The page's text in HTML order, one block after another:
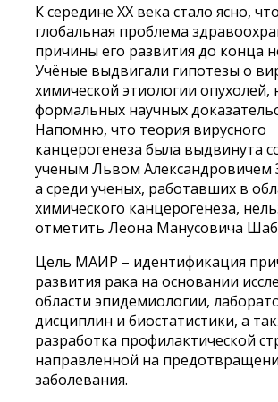
К середине XX века стало ясно,
глобальная проблема
причины его развития до конца
Учёные выдвигали гипотезы о
химической этиологии опухолей,
формальных научных
Напомню, что теория вирусного
канцерогенеза была выдвинута
ученым Львом Александровичем
а среди ученых, работавших в
химического канцерогенеза,
отметить Леона Манусовича
Цель МАИР – идентификация
развития рака на основании
области эпидемиологии,
дисциплин и биостатистики, а
разработка профилактической
направленной на
заболевания.